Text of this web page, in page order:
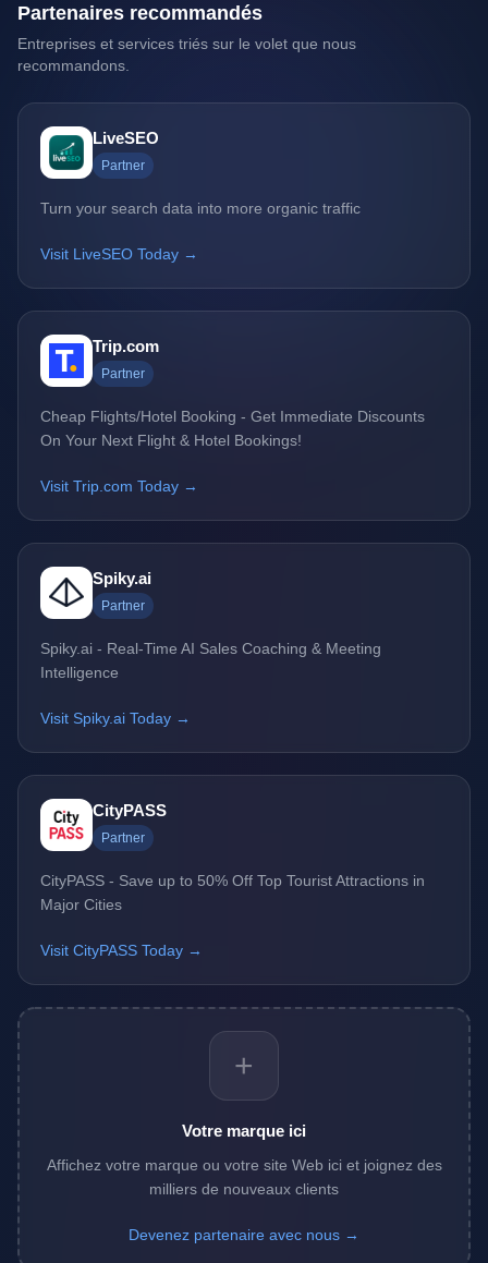
Partenaires recommandés
Entreprises et services triés sur le volet que nous
recommandons.
LiveSEO
Partner
Turn your search data into more organic traffic
Visit LiveSEO Today →
Trip.com
Partner
Cheap Flights/Hotel Booking - Get Immediate Discounts
On Your Next Flight & Hotel Bookings!
Visit Trip.com Today →
Spiky.ai
Partner
Spiky.ai - Real-Time AI Sales Coaching & Meeting
Intelligence
Visit Spiky.ai Today →
CityPASS
Partner
CityPASS - Save up to 50% Off Top Tourist Attractions in
Major Cities
Visit CityPASS Today →
+
Votre marque ici
Affichez votre marque ou votre site Web ici et joignez des
milliers de nouveaux clients
Devenez partenaire avec nous →